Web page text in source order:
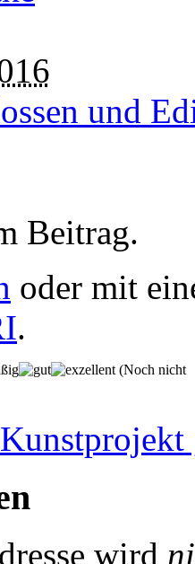
und
Beitrag.
oder mit
.
(Noch nicht
wird